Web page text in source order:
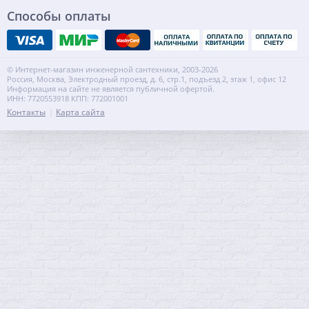
Способы оплаты
© Интернет-магазин инженерной сантехники, 2003-2026
Россия, Москва, Электродный проезд, д. 6, стр.1, подъезд 2, этаж 1, офис 12
Информация на сайте не является публичной офертой.
ИНН: 7720553918 КПП: 772001001
Контакты Карта сайта